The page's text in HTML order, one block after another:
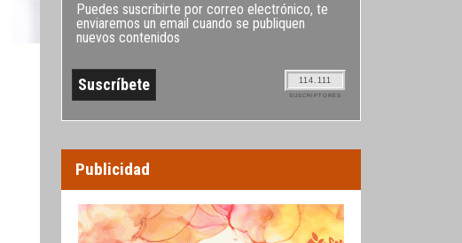
Puedes suscribirte por correo electrónico, te
enviaremos un email cuando se publiquen
nuevos contenidos
114.111
SUSCRIPTORES
Publicidad